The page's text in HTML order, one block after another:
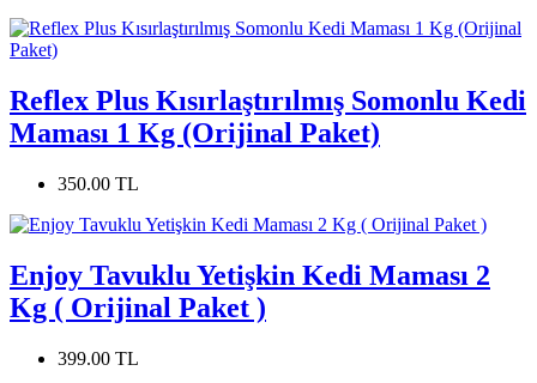
Reflex Plus Kısırlaştırılmış Somonlu Kedi
Maması 1 Kg (Orijinal Paket)
350.00 TL
Enjoy Tavuklu Yetişkin Kedi Maması 2
Kg ( Orijinal Paket )
399.00 TL